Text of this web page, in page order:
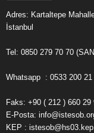
Adres: Kartaltepe
İstanbul
Tel: 0850 279 70 70
Whatsapp : 0533 200 21
Faks: +90 ( 212 ) 660 29
E-Posta:
KEP :